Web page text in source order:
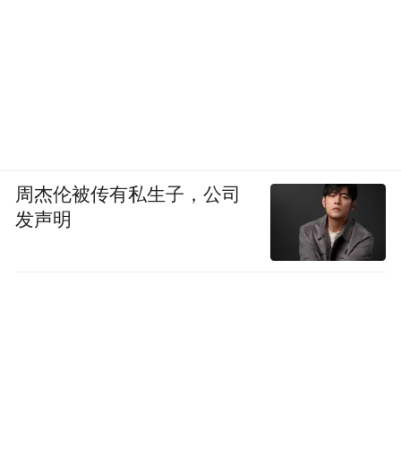
周杰伦被传有私生子，公司
发声明